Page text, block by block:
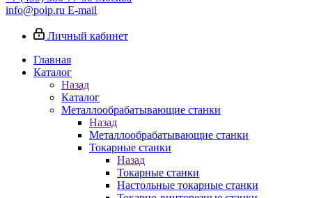
info@poip.ru E-mail
Личный кабинет
Главная
Каталог
Назад
Каталог
Металлообрабатывающие станки
Назад
Металлообрабатывающие станки
Токарные станки
Назад
Токарные станки
Настольные токарные станки